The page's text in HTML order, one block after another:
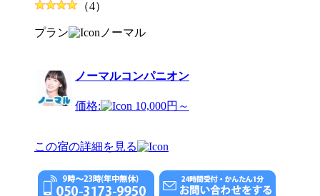
（4）
プラン ノーマル
ノーマルコンパニオン
価格: 10,000円～
この宿の詳細を見る